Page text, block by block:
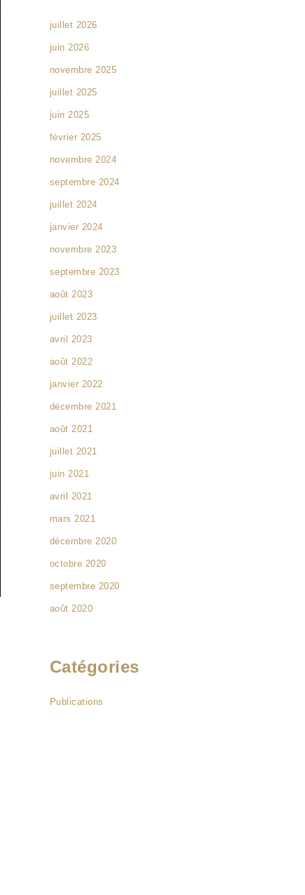
juillet 2026
juin 2026
novembre 2025
juillet 2025
juin 2025
février 2025
novembre 2024
septembre 2024
juillet 2024
janvier 2024
novembre 2023
septembre 2023
août 2023
juillet 2023
avril 2023
août 2022
janvier 2022
décembre 2021
août 2021
juillet 2021
juin 2021
avril 2021
mars 2021
décembre 2020
octobre 2020
septembre 2020
août 2020
Catégories
Publications